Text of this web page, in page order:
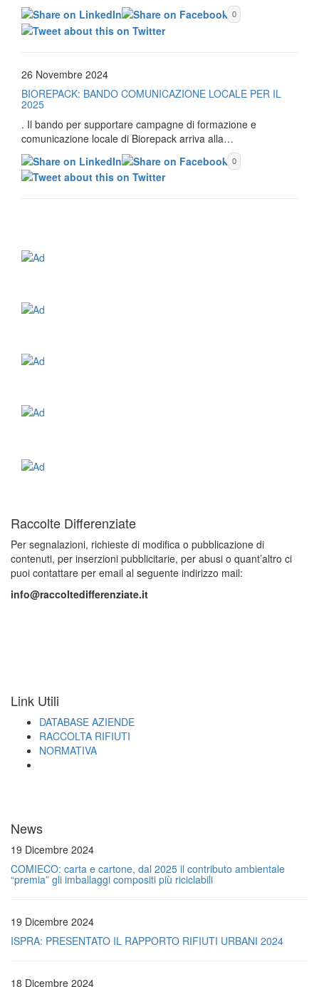
0
26 Novembre 2024
BIOREPACK: BANDO COMUNICAZIONE LOCALE PER IL
2025
. Il bando per supportare campagne di formazione e
comunicazione locale di Biorepack arriva alla…
0
Raccolte Differenziate
Per segnalazioni, richieste di modifica o pubblicazione di
contenuti, per inserzioni pubblicitarie, per abusi o quant’altro ci
puoi contattare per email al seguente indirizzo mail:
info@raccoltedifferenziate.it
Link Utili
DATABASE AZIENDE
RACCOLTA RIFIUTI
NORMATIVA
News
19 Dicembre 2024
COMIECO: carta e cartone, dal 2025 il contributo ambientale
“premia” gli imballaggi compositi più riciclabili
19 Dicembre 2024
ISPRA: PRESENTATO IL RAPPORTO RIFIUTI URBANI 2024
18 Dicembre 2024